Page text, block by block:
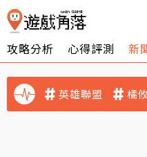
攻略分析 心得評測 新
英雄聯盟 橘